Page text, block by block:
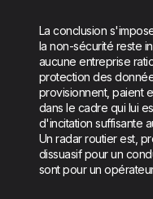
La conclusion
la non-sécurité reste
aucune entreprise
protection des
provisionnent, paient
dans le cadre qui lui
d'incitation suffisante
Un radar routier est,
dissuasif pour un
sont pour un